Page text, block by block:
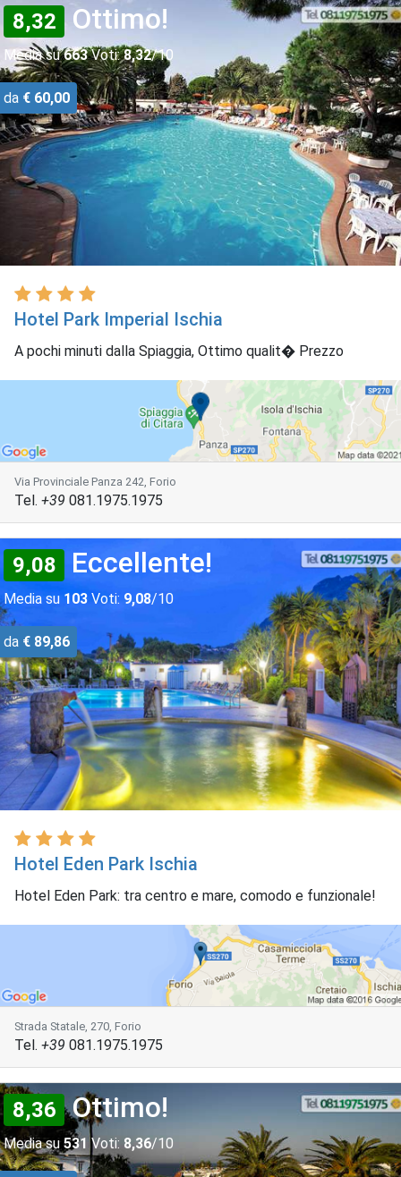
8,32 Ottimo!
Media su663Voti: 8,32/10
da € 60,00
Hotel Park Imperial Ischia
A pochi minuti dalla Spiaggia, Ottimo qualit� Prezzo
Via Provinciale Panza 242, Forio
Tel. +39 081.1975.1975
9,08 Eccellente!
Media su 103 Voti: 9,08/10
da € 89,86
Hotel Eden Park Ischia
Hotel Eden Park: tra centro e mare, comodo e funzionale!
Strada Statale, 270, Forio
Tel. +39 081.1975.1975
8,36 Ottimo!
Media su 531 Voti: 8,36/10